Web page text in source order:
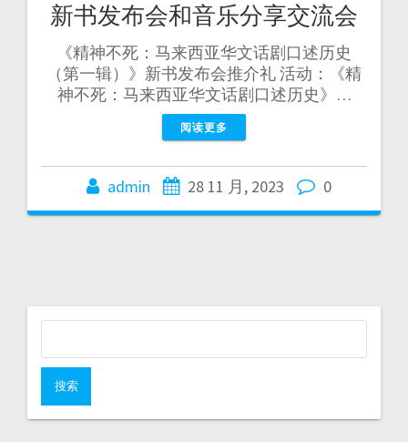
新书发布会和音乐分享交流会
《精神不死：马来西亚华文话剧口述历史
（第一辑）》新书发布会推介礼 活动：《精
神不死：马来西亚华文话剧口述历史》…
阅读更多
admin 28 11 月, 2023 0